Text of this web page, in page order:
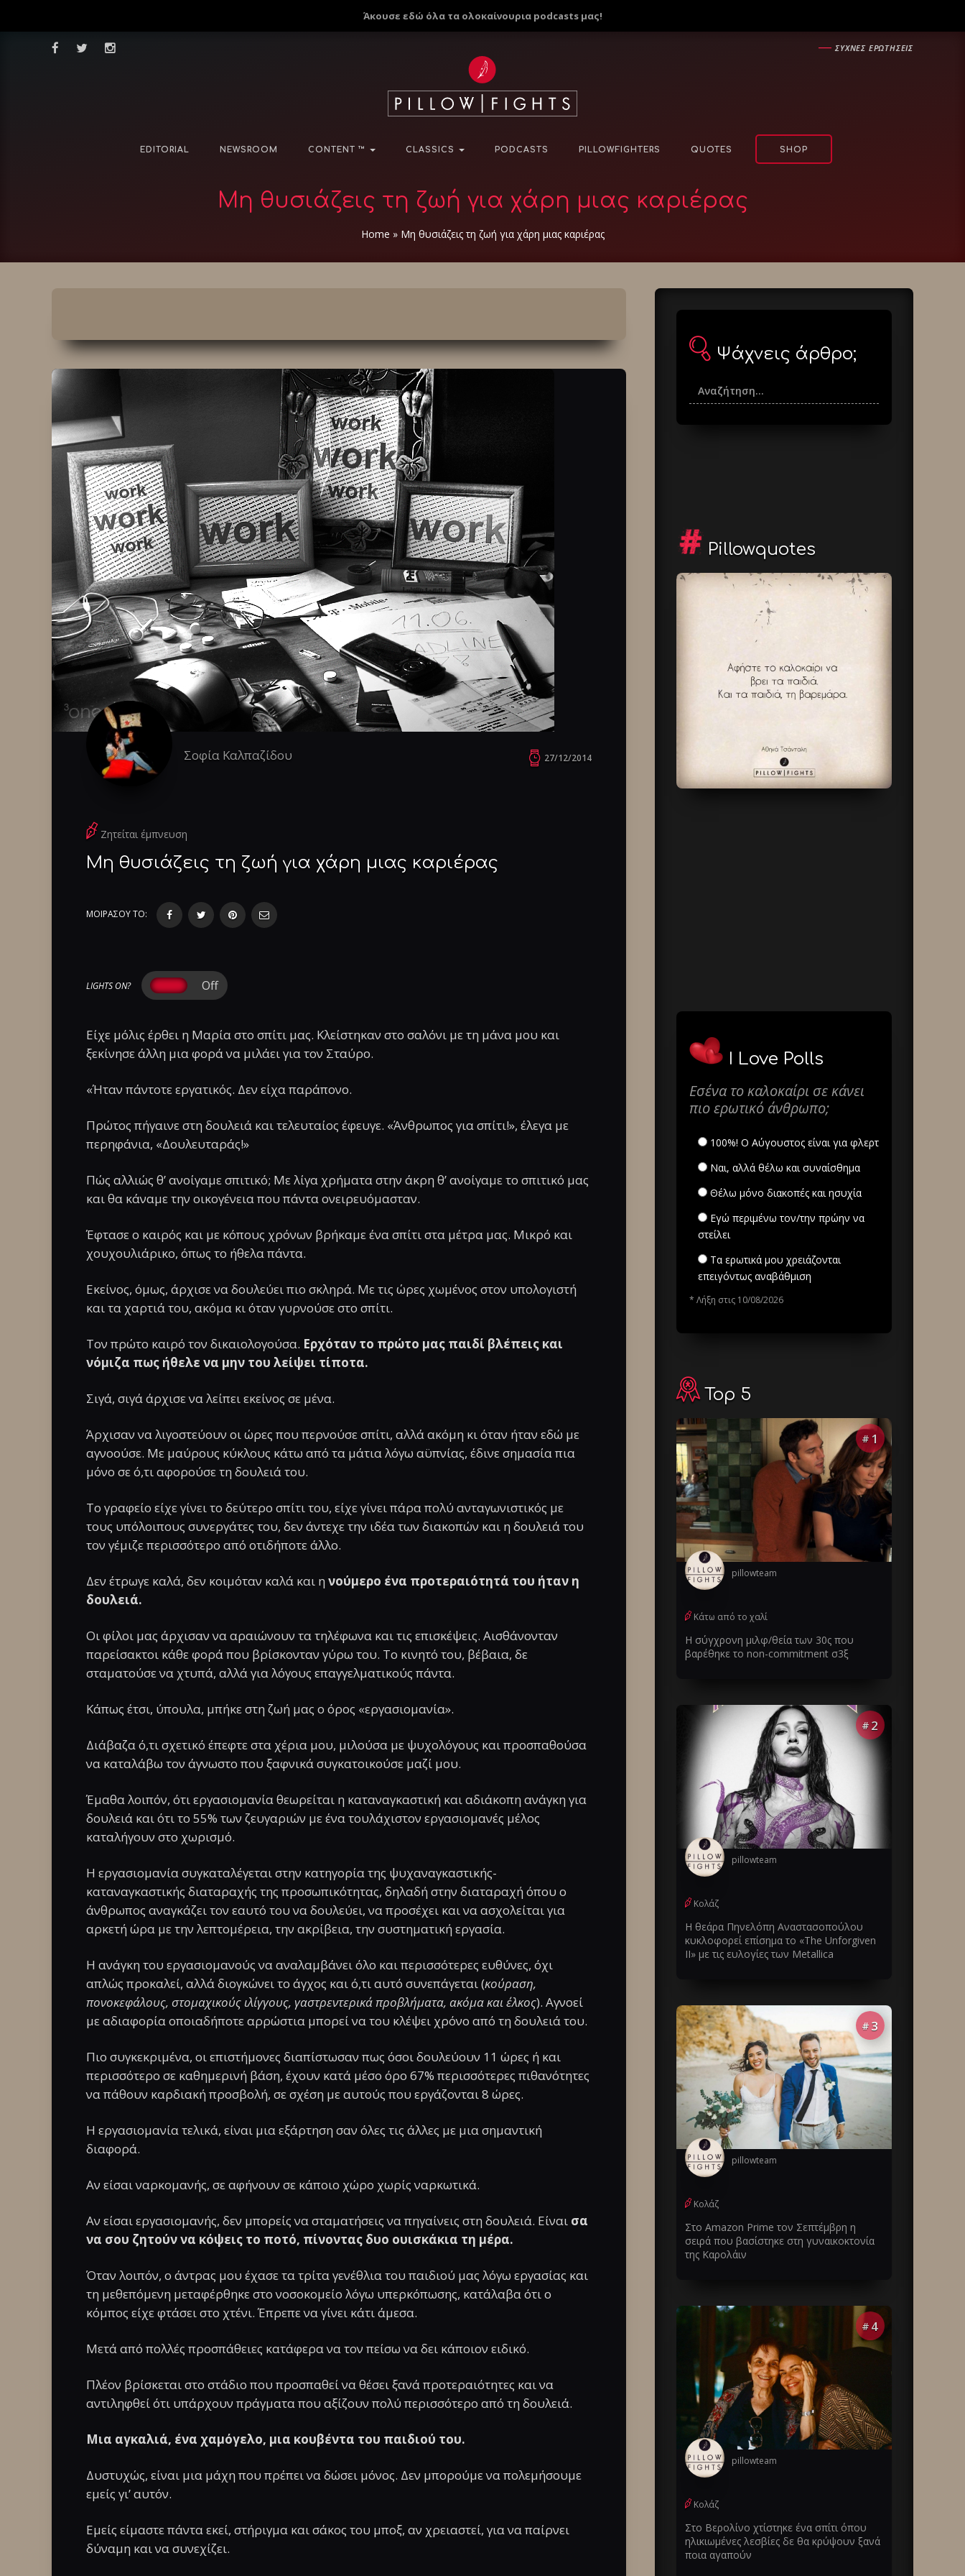
Άκουσε εδώ όλα τα ολοκαίνουρια podcasts μας!
―ΣΥΧΝΕΣ ΕΡΩΤΗΣΕΙΣ
EDITORIAL NEWSROOM CONTENT ™ CLASSICS PODCASTS PILLOWFIGHTERS QUOTES SHOP
Μη θυσιάζεις τη ζωή για χάρη μιας καριέρας
Home » Μη θυσιάζεις τη ζωή για χάρη μιας καριέρας
Σοφία Καλπαζίδου 27/12/2014
Ζητείται έμπνευση
Μη θυσιάζεις τη ζωή για χάρη μιας καριέρας
ΜΟΙΡΑΣΟΥ ΤΟ:
LIGHTS ON?
Είχε μόλις έρθει η Μαρία στο σπίτι μας. Κλείστηκαν στο σαλόνι με τη μάνα μου και
ξεκίνησε άλλη μια φορά να μιλάει για τον Σταύρο.
«Ήταν πάντοτε εργατικός. Δεν είχα παράπονο.
Πρώτος πήγαινε στη δουλειά και τελευταίος έφευγε. «Άνθρωπος για σπίτι!», έλεγα με
περηφάνια, «Δουλευταράς!»
Πώς αλλιώς θ’ ανοίγαμε σπιτικό; Με λίγα χρήματα στην άκρη θ’ ανοίγαμε το σπιτικό μας
και θα κάναμε την οικογένεια που πάντα ονειρευόμασταν.
Έφτασε ο καιρός και με κόπους χρόνων βρήκαμε ένα σπίτι στα μέτρα μας. Μικρό και
χουχουλιάρικο, όπως το ήθελα πάντα.
Εκείνος, όμως, άρχισε να δουλεύει πιο σκληρά. Με τις ώρες χωμένος στον υπολογιστή
και τα χαρτιά του, ακόμα κι όταν γυρνούσε στο σπίτι.
Τον πρώτο καιρό τον δικαιολογούσα. Ερχόταν το πρώτο μας παιδί βλέπεις και
νόμιζα πως ήθελε να μην του λείψει τίποτα.
Σιγά, σιγά άρχισε να λείπει εκείνος σε μένα.
Άρχισαν να λιγοστεύουν οι ώρες που περνούσε σπίτι, αλλά ακόμη κι όταν ήταν εδώ με
αγνοούσε. Με μαύρους κύκλους κάτω από τα μάτια λόγω αϋπνίας, έδινε σημασία πια
μόνο σε ό,τι αφορούσε τη δουλειά του.
Το γραφείο είχε γίνει το δεύτερο σπίτι του, είχε γίνει πάρα πολύ ανταγωνιστικός με
τους υπόλοιπους συνεργάτες του, δεν άντεχε την ιδέα των διακοπών και η δουλειά του
τον γέμιζε περισσότερο από οτιδήποτε άλλο.
Δεν έτρωγε καλά, δεν κοιμόταν καλά και η νούμερο ένα προτεραιότητά του ήταν η
δουλειά.
Οι φίλοι μας άρχισαν να αραιώνουν τα τηλέφωνα και τις επισκέψεις. Αισθάνονταν
παρείσακτοι κάθε φορά που βρίσκονταν γύρω του. Το κινητό του, βέβαια, δε
σταματούσε να χτυπά, αλλά για λόγους επαγγελματικούς πάντα.
Κάπως έτσι, ύπουλα, μπήκε στη ζωή μας ο όρος «εργασιομανία».
Διάβαζα ό,τι σχετικό έπεφτε στα χέρια μου, μιλούσα με ψυχολόγους και προσπαθούσα
να καταλάβω τον άγνωστο που ξαφνικά συγκατοικούσε μαζί μου.
Έμαθα λοιπόν, ότι εργασιομανία θεωρείται η καταναγκαστική και αδιάκοπη ανάγκη για
δουλειά και ότι το 55% των ζευγαριών με ένα τουλάχιστον εργασιομανές μέλος
καταλήγουν στο χωρισμό.
Η εργασιομανία συγκαταλέγεται στην κατηγορία της ψυχαναγκαστικής-
καταναγκαστικής διαταραχής της προσωπικότητας, δηλαδή στην διαταραχή όπου ο
άνθρωπος αναγκάζει τον εαυτό του να δουλεύει, να προσέχει και να ασχολείται για
αρκετή ώρα με την λεπτομέρεια, την ακρίβεια, την συστηματική εργασία.
Η ανάγκη του εργασιομανούς να αναλαμβάνει όλο και περισσότερες ευθύνες, όχι
απλώς προκαλεί, αλλά διογκώνει το άγχος και ό,τι αυτό συνεπάγεται (κούραση,
πονοκεφάλους, στομαχικούς ιλίγγους, γαστρεντερικά προβλήματα, ακόμα και έλκος). Aγνοεί
με αδιαφορία οποιαδήποτε αρρώστια μπορεί να του κλέψει χρόνο από τη δουλειά του.
Πιο συγκεκριμένα, οι επιστήμονες διαπίστωσαν πως όσοι δουλεύουν 11 ώρες ή και
περισσότερο σε καθημερινή βάση, έχουν κατά μέσο όρο 67% περισσότερες πιθανότητες
να πάθουν καρδιακή προσβολή, σε σχέση με αυτούς που εργάζονται 8 ώρες.
Η εργασιομανία τελικά, είναι μια εξάρτηση σαν όλες τις άλλες με μια σημαντική
διαφορά.
Αν είσαι ναρκομανής, σε αφήνουν σε κάποιο χώρο χωρίς ναρκωτικά.
Αν είσαι εργασιομανής, δεν μπορείς να σταματήσεις να πηγαίνεις στη δουλειά. Είναι σα
να σου ζητούν να κόψεις το ποτό, πίνοντας δυο ουισκάκια τη μέρα.
Όταν λοιπόν, ο άντρας μου έχασε τα τρίτα γενέθλια του παιδιού μας λόγω εργασίας και
τη μεθεπόμενη μεταφέρθηκε στο νοσοκομείο λόγω υπερκόπωσης, κατάλαβα ότι ο
κόμπος είχε φτάσει στο χτένι. Έπρεπε να γίνει κάτι άμεσα.
Μετά από πολλές προσπάθειες κατάφερα να τον πείσω να δει κάποιον ειδικό.
Πλέον βρίσκεται στο στάδιο που προσπαθεί να θέσει ξανά προτεραιότητες και να
αντιληφθεί ότι υπάρχουν πράγματα που αξίζουν πολύ περισσότερο από τη δουλειά.
Μια αγκαλιά, ένα χαμόγελο, μια κουβέντα του παιδιού του.
Δυστυχώς, είναι μια μάχη που πρέπει να δώσει μόνος. Δεν μπορούμε να πολεμήσουμε
εμείς γι’ αυτόν.
Εμείς είμαστε πάντα εκεί, στήριγμα και σάκος του μποξ, αν χρειαστεί, για να παίρνει
δύναμη και να συνεχίζει.
Ψάχνεις άρθρο;
Pillowquotes
I Love Polls
Εσένα το καλοκαίρι σε κάνει
πιο ερωτικό άνθρωπο;
100%! Ο Αύγουστος είναι για φλερτ
Ναι, αλλά θέλω και συναίσθημα
Θέλω μόνο διακοπές και ησυχία
Εγώ περιμένω τον/την πρώην να
στείλει
Τα ερωτικά μου χρειάζονται
επειγόντως αναβάθμιση
* Λήξη στις 10/08/2026
Top 5
# 1
pillowteam
Κάτω από το χαλί
Η σύγχρονη μιλφ/θεία των 30ς που
βαρέθηκε το non-commitment σ3ξ
# 2
pillowteam
Κολάζ
Η θεάρα Πηνελόπη Αναστασοπούλου
κυκλοφορεί επίσημα το «The Unforgiven
II» με τις ευλογίες των Metallica
# 3
pillowteam
Κολάζ
Στο Amazon Prime τον Σεπτέμβρη η
σειρά που βασίστηκε στη γυναικοκτονία
της Καρολάιν
# 4
pillowteam
Κολάζ
Στο Βερολίνο χτίστηκε ένα σπίτι όπου
ηλικιωμένες λεσβίες δε θα κρύψουν ξανά
ποια αγαπούν